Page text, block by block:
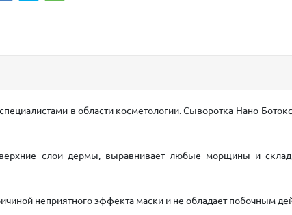
в области косметологии.Сыворотка Нано-Ботокс
слои дермы, выравнивает любые морщины и
неприятного эффекта маски и не обладает побочным